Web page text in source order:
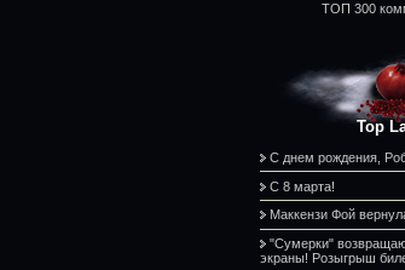
ТОП 300
Top
С днем рождения,
С 8 марта!
Маккензи Фой
"Сумерки"
экраны! Розыгрыш